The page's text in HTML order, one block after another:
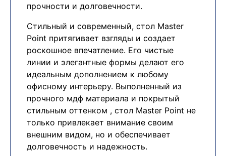
прочности и долговечности.
Стильный и современный, стол Master
Point притягивает взгляды и создает
роскошное впечатление. Его чистые
линии и элегантные формы делают его
идеальным дополнением к любому
офисному интерьеру. Выполненный из
прочного мдф материала и покрытый
стильным оттенком , стол Master Point не
только привлекает внимание своим
внешним видом, но и обеспечивает
долговечность и надежность.